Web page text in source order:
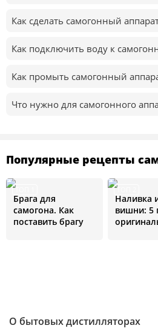
Как сделать самогонный
Как подключить воду к
Как промыть самогонный
Что нужно для самогонного
Популярные рецепты
ТОП 1
Брага для
самогона. Как
поставить брагу
ТОП 2
Наливка
вишни: 5
О бытовых дистилляторах